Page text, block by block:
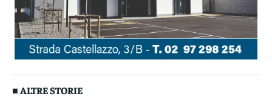
■ ALTRE STORIE